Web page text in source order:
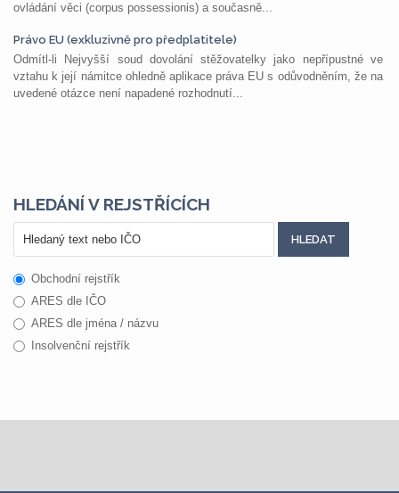
ovládání věci (corpus possessionis) a současně...
Právo EU (exkluzivně pro předplatitele)
Odmítl-li Nejvyšší soud dovolání stěžovatelky jako nepřípustné ve
vztahu k její námitce ohledně aplikace práva EU s odůvodněním, že na
uvedené otázce není napadené rozhodnutí...
HLEDÁNÍ V REJSTŘÍCÍCH
Obchodní rejstřík
ARES dle IČO
ARES dle jména / názvu
Insolvenční rejstřík